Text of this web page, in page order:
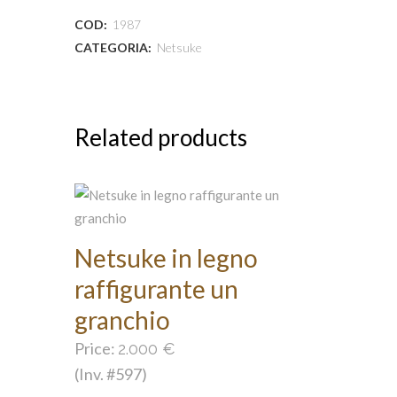
COD: 1987
CATEGORIA: Netsuke
Related products
Netsuke in legno
raffigurante un
granchio
Price: 2.000 €
(Inv. #597)